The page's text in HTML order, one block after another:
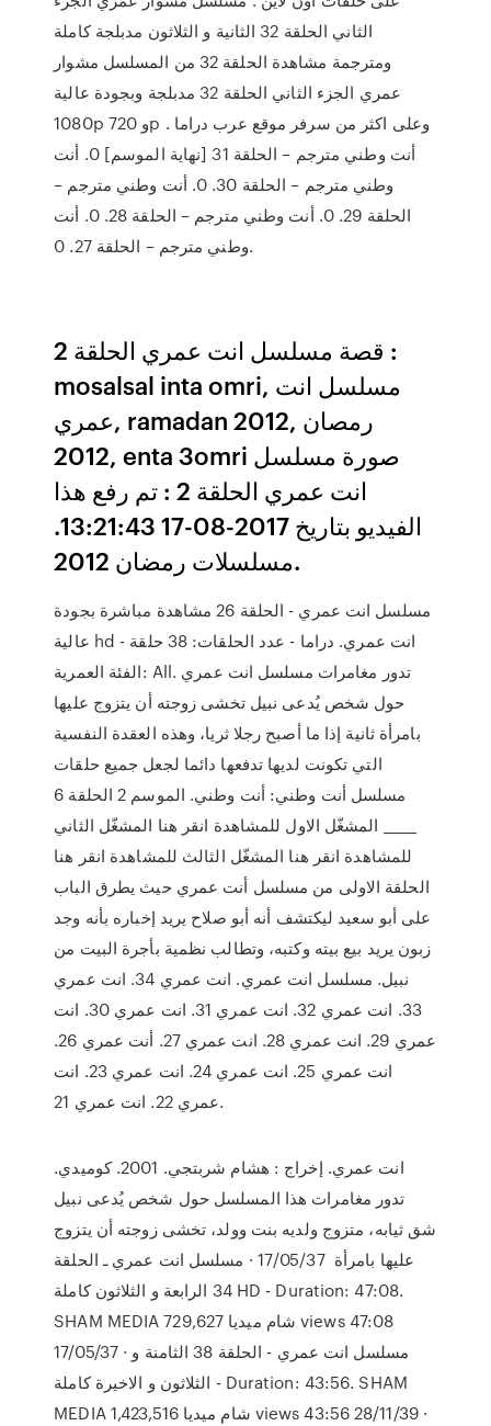
الثاني الحلقة 32 الثانية و الثلاثون مدبلجة كاملة
ومترجمة مشاهدة الحلقة 32 من المسلسل مشوار
عمري الجزء الثاني الحلقة 32 مدبلجة وبجودة عالية
1080p و 720p وعلى اكثر من سرفر موقع عرب دراما .
أنت وطني مترجم – الحلقة 31 [نهاية الموسم] 0. أنت
وطني مترجم – الحلقة 30. 0. أنت وطني مترجم –
الحلقة 29. 0. أنت وطني مترجم – الحلقة 28. 0. أنت
وطني مترجم – الحلقة 27. 0.
قصة مسلسل انت عمري الحلقة 2 :
mosalsal inta omri, مسلسل انت
عمري, ramadan 2012, رمصان
2012, enta 3omri صورة مسلسل
انت عمري الحلقة 2 : تم رفع هذا
الفيديو بتاريخ 2017-08-17 13:21:43.
مسلسلات رمضان 2012.
مسلسل انت عمري - الحلقة 26 مشاهدة مباشرة بجودة
عالية hd انت عمري. دراما - عدد الحلقات: 38 حلقة -
الفئة العمرية: All. تدور مغامرات مسلسل انت عمري
حول شخص يُدعى نبيل تخشى زوجته أن يتزوج عليها
بامرأة ثانية إذا ما أصبح رجلا ثريا، وهذه العقدة النفسية
التي تكونت لديها تدفعها دائما لجعل جميع حلقات
مسلسل أنت وطني: أنت وطني. الموسم 2 الحلقة 6
_____ المشغّل الاول للمشاهدة انقر هنا المشغّل الثاني
للمشاهدة انقر هنا المشغّل الثالث للمشاهدة انقر هنا
الحلقة الاولى من مسلسل أنت عمري حيث يطرق الباب
على أبو سعيد ليكتشف أنه أبو صلاح يريد إخباره بأنه وجد
زبون يريد بيع بيته وكتبه، وتطالب نظمية بأجرة البيت من
نبيل. مسلسل انت عمري. انت عمري 34. انت عمري
33. انت عمري 32. انت عمري 31. انت عمري 30. انت
عمري 29. انت عمري 28. انت عمري 27. أنت عمري 26.
انت عمري 25. انت عمري 24. انت عمري 23. انت
عمري 22. انت عمري 21.
انت عمري. إخراج : هشام شربتجي. 2001. كوميدي.
تدور مغامرات هذا المسلسل حول شخص يُدعى نبيل
شق ثيابه، متزوج ولديه بنت وولد، تخشى زوجته أن يتزوج
عليها بامرأة 17/05/37 · مسلسل انت عمري ـ الحلقة
34 الرابعة و الثلاثون كاملة HD - Duration: 47:08.
SHAM MEDIA شام ميديا 729,627 views 47:08
17/05/37 · مسلسل انت عمري - الحلقة 38 الثامنة و
الثلاثون و الاخيرة كاملة - Duration: 43:56. SHAM
MEDIA شام ميديا 1,423,516 views 43:56 28/11/39 ·